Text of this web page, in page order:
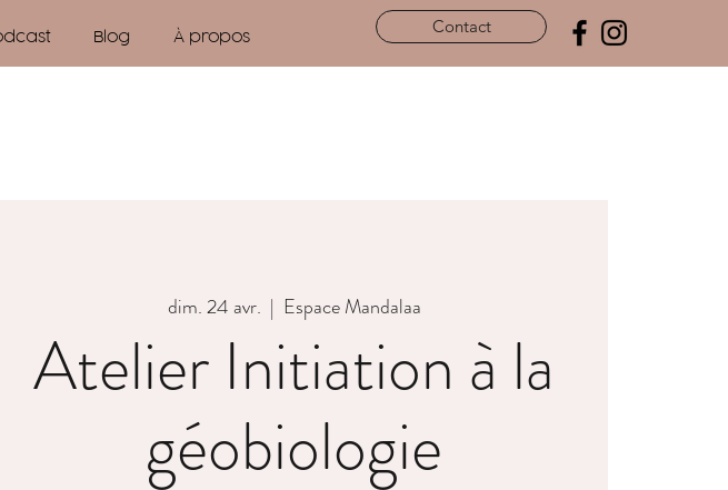
Blog À propos Contact
dim. 24 avr.
  |
Espace Mandalaa
Atelier Initiation à la
géobiologie